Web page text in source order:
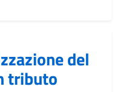
del
tributo